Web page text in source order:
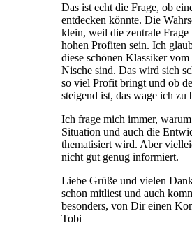
Das ist echt die Frage, ob
entdecken könnte. Die
klein, weil die zentrale
hohen Profiten sein. Ich
diese schönen Klassiker
Nische sind. Das wird sich
so viel Profit bringt und ob
steigend ist, das wage ich zu
Ich frage mich immer,
Situation und auch die
thematisiert wird. Aber
nicht gut genug informiert.
Liebe Grüße und vielen
schon mitliest und auch
besonders, von Dir einen
Tobi